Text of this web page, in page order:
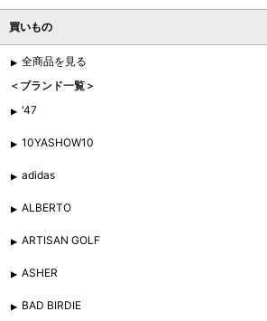
買いもの
全商品を見る
＜ブランド一覧＞
'47
10YASHOW10
adidas
ALBERTO
ARTISAN GOLF
ASHER
BAD BIRDIE